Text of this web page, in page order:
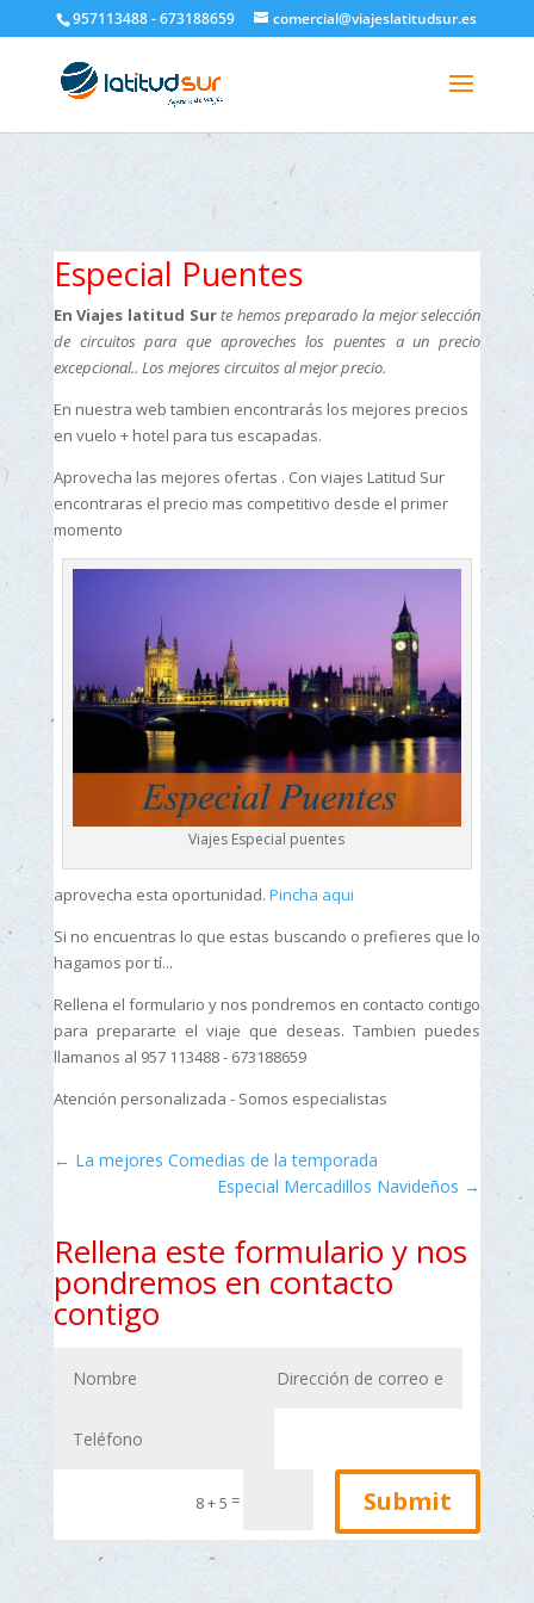
google-site-verification=H6A6AFFbXLQPnewL7da5KWjTFeKytP3gbsCfUlQl-
3k
957113488 - 673188659 comercial@viajeslatitudsur.es
Especial Puentes
En Viajes latitud Surte hemos preparado la mejor selección
de circuitos para que aproveches los puentes a un precio
excepcional.. Los mejores circuitos al mejor precio.
En nuestra web tambien encontrarás los mejores precios
en vuelo + hotel para tus escapadas.
Aprovecha las mejores ofertas . Con viajes Latitud Sur
encontraras el precio mas competitivo desde el primer
momento
Viajes Especial puentes
aprovecha esta oportunidad. Pincha aqui
Si no encuentras lo que estas buscando o prefieres que lo
hagamos por tí...
Rellena el formulario y nos pondremos en contacto contigo
para prepararte el viaje que deseas. Tambien puedes
llamanos al 957 113488 - 673188659
Atención personalizada - Somos especialistas
← La mejores Comedias de la temporada
Especial Mercadillos Navideños →
Rellena este formulario y nos
pondremos en contacto
contigo
8 + 5 = Submit